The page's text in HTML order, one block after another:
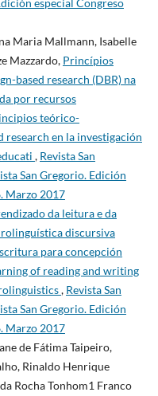
especial Congreso
Maria Mallmann, Isabelle
Mazzardo, Princípios
based research (DBR) na
por recursos
teórico-
research en la investigación
, Revista San
San Gregorio. Edición
Marzo 2017
da leitura e da
discursiva
para concepción
of reading and writing
, Revista San
San Gregorio. Edición
Marzo 2017
de Fátima Taipeiro,
Rinaldo Henrique
Rocha Tonhom1 Franco